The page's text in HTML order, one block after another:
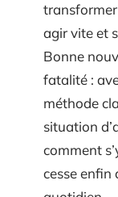
agir vite et
Bonne
fatalité :
méthode
situation
comment
cesse enfin